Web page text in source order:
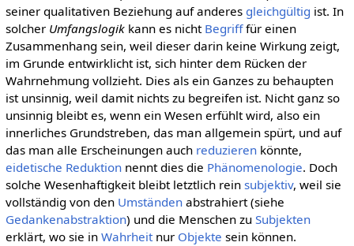
seiner qualitativen Beziehung auf anderes gleichgültig ist. In
solcher Umfangslogikkann es nicht Begrifffür einen
Zusammenhang sein, weil dieser darin keine Wirkung zeigt,
im Grunde entwirklicht ist, sich hinter dem Rücken der
Wahrnehmung vollzieht. Dies als ein Ganzes zu behaupten
ist unsinnig, weil damit nichts zu begreifen ist. Nicht ganz so
unsinnig bleibt es, wenn ein Wesen erfühlt wird, also ein
innerliches Grundstreben, das man allgemein spürt, und auf
das man alle Erscheinungen auch reduzierenkönnte,
eidetische Reduktionnennt dies die Phänomenologie. Doch
solche Wesenhaftigkeit bleibt letztlich rein subjektiv, weil sie
vollständig von den Umständenabstrahiert (siehe
Gedankenabstraktion) und die Menschen zu Subjekten
erklärt, wo sie in Wahrheitnur Objekte sein können.